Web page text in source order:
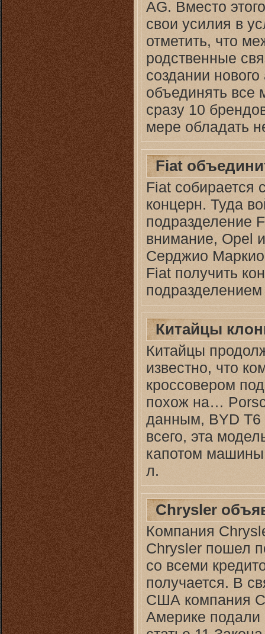
AG. Вместо
свои усилия в
отметить, что
родственные
создании
объединять все
сразу 10
мере обладать
Fiat
Fiat собирается
концерн. Туда
подразделение
внимание, Opel
Серджио
Fiat получить
Китайцы
Китайцы
известно, что
кроссовером
похож на…
данным, BYD Т6
всего, эта
капотом
л.
Chrysler
Компания
Chrysler пошел
со всеми
получается. В
США компания
Америке подали